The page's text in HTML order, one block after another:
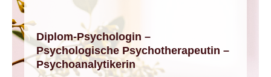
Diplom-Psychologin –
Psychologische Psychotherapeutin –
Psychoanalytikerin